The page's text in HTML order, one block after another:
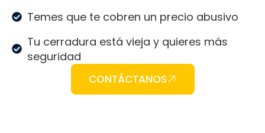
Temes que te cobren un precio abusivo
Tu cerradura está vieja y quieres más
seguridad
CONTÁCTANOS